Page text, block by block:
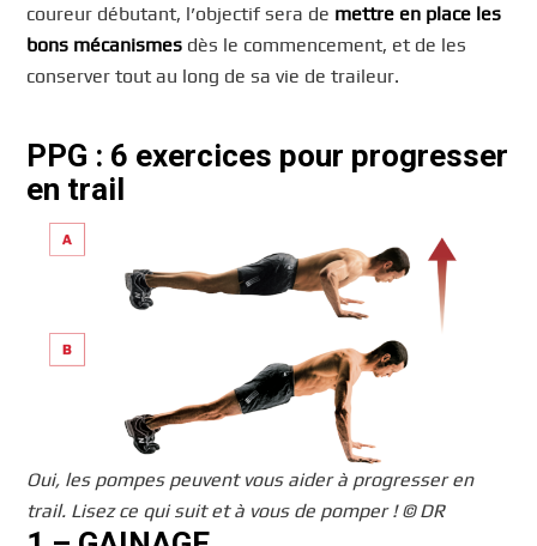
coureur débutant, l’objectif sera de mettre en place les
bons mécanismes dès le commencement, et de les
conserver tout au long de sa vie de traileur.
PPG : 6 exercices pour progresser
en trail
Oui, les pompes peuvent vous aider à progresser en
trail. Lisez ce qui suit et à vous de pomper ! © DR